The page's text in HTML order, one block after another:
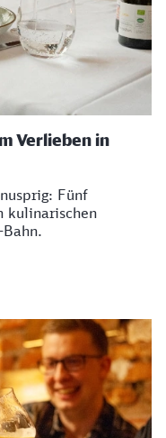
Verlieben in
Fünf
kulinarischen